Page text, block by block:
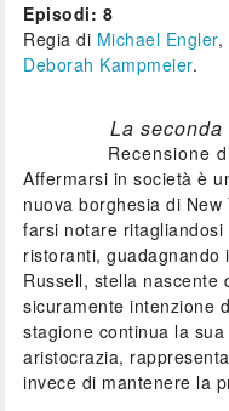
Episodi: 8
Regia di Michael Engler,
Deborah Kampmeier.
La
Recensione
Affermarsi in società è
nuova borghesia di
farsi notare
ristoranti, guadagnando
Russell, stella nascente
sicuramente intenzione
stagione continua la
aristocrazia,
invece di mantenere la